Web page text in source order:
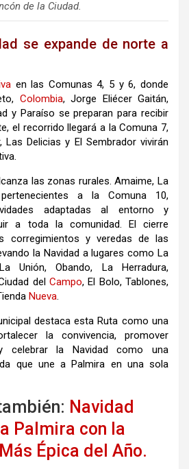
de la Ciudad.
se expande de norte a
en las Comunas 4, 5 y 6, donde
Colombia, Jorge Eliécer Gaitán,
y Paraíso se preparan para recibir
el recorrido llegará a la Comuna 7,
Las Delicias y El Sembrador vivirán
las zonas rurales. Amaime, La
a la Comuna 10,
adaptadas al entorno y
a toda la comunidad. El cierre
corregimientos y veredas de las
la Navidad a lugares como La
Unión, Obando, La Herradura,
del Campo, El Bolo, Tablones,
Nueva.
destaca esta Ruta como una
la convivencia, promover
celebrar la Navidad como una
que une a Palmira en una sola
Navidad
Palmira con la
Épica del Año.